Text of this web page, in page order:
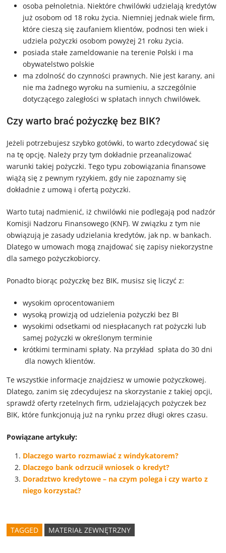
osoba pełnoletnia. Niektóre chwilówki udzielają kredytów
już osobom od 18 roku życia. Niemniej jednak wiele firm,
które cieszą się zaufaniem klientów, podnosi ten wiek i
udziela pożyczki osobom powyżej 21 roku życia.
posiada stałe zameldowanie na terenie Polski i ma
obywatelstwo polskie
ma zdolność do czynności prawnych. Nie jest karany, ani
nie ma żadnego wyroku na sumieniu, a szczególnie
dotyczącego zaległości w spłatach innych chwilówek.
Czy warto brać pożyczkę bez BIK?
Jeżeli potrzebujesz szybko gotówki, to warto zdecydować się
na tę opcję. Należy przy tym dokładnie przeanalizować
warunki takiej pożyczki. Tego typu zobowiązania finansowe
wiążą się z pewnym ryzykiem, gdy nie zapoznamy się
dokładnie z umową i ofertą pożyczki.
Warto tutaj nadmienić, iż chwilówki nie podlegają pod nadzór
Komisji Nadzoru Finansowego (KNF). W związku z tym nie
obwiązują je zasady udzielania kredytów, jak np. w bankach.
Dlatego w umowach mogą znajdować się zapisy niekorzystne
dla samego pożyczkobiorcy.
Ponadto biorąc pożyczkę bez BIK, musisz się liczyć z:
wysokim oprocentowaniem
wysoką prowizją od udzielenia pożyczki bez BI
wysokimi odsetkami od niespłacanych rat pożyczki lub
samej pożyczki w określonym terminie
krótkimi terminami spłaty. Na przykład spłata do 30 dni
dla nowych klientów.
Te wszystkie informacje znajdziesz w umowie pożyczkowej.
Dlatego, zanim się zdecydujesz na skorzystanie z takiej opcji,
sprawdź oferty rzetelnych firm, udzielających pożyczek bez
BIK, które funkcjonują już na rynku przez długi okres czasu.
Powiązane artykuły:
Dlaczego warto rozmawiać z windykatorem?
Dlaczego bank odrzucił wniosek o kredyt?
Doradztwo kredytowe – na czym polega i czy warto z
niego korzystać?
TAGGED MATERIAŁ ZEWNĘTRZNY